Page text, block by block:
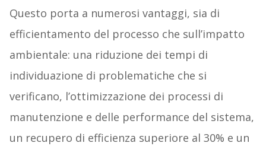
Questo porta a numerosi vantaggi, sia di
efficientamento del processo che sull’impatto
ambientale: una riduzione dei tempi di
individuazione di problematiche che si
verificano, l’ottimizzazione dei processi di
manutenzione e delle performance del sistema,
un recupero di efficienza superiore al 30% e un